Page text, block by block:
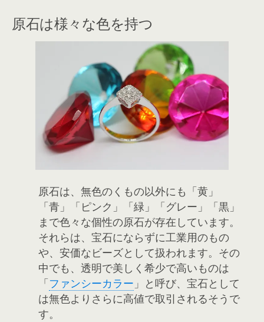
原石は様々な色を持つ
原石は、無色のくもの以外にも「黄」
「青」「ピンク」「緑」「グレー」「黒」
まで色々な個性の原石が存在しています。
それらは、宝石にならずに工業用のもの
や、安価なビーズとして扱われます。その
中でも、透明で美しく希少で高いものは
「ファンシーカラー 」と呼び、宝石として
は無色よりさらに高値で取引されるそうで
す。